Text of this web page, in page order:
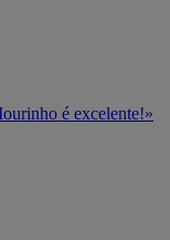
é excelente!»